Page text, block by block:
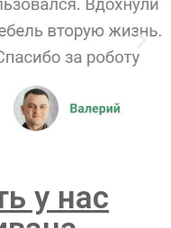
у нас